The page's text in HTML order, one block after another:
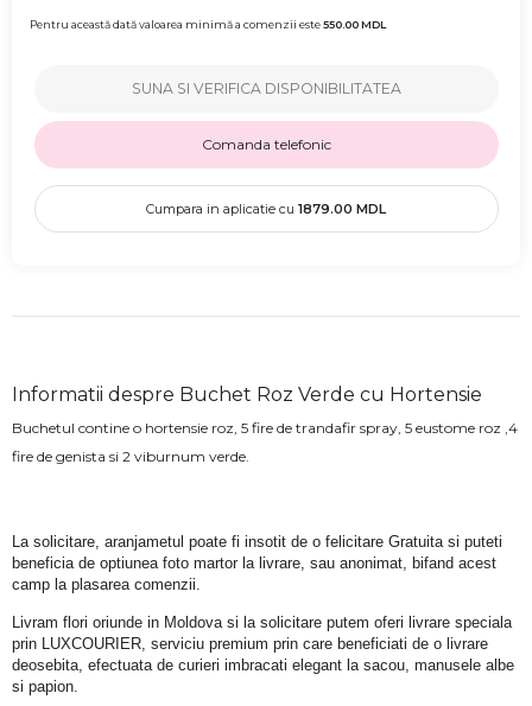
Pentru această dată valoarea minimă a comenzii este550.00MDL
SUNA SI VERIFICA DISPONIBILITATEA
Comanda telefonic
Cumpara in aplicatie cu 1879.00 MDL
Informatii despre Buchet Roz Verde cu Hortensie
Buchetul contine o hortensie roz, 5 fire de trandafir spray, 5 eustome roz ,4
fire de genista si 2 viburnum verde.
La solicitare, aranjametul poate fi insotit de o felicitare Gratuita si puteti
beneficia de optiunea foto martor la livrare, sau anonimat, bifand acest
camp la plasarea comenzii.
Livram flori oriunde in Moldova si la solicitare putem oferi livrare speciala
prin LUXCOURIER, serviciu premium prin care beneficiati de o livrare
deosebita, efectuata de curieri imbracati elegant la sacou, manusele albe
si papion.